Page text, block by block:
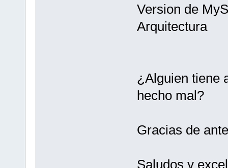
Version de
¿Alguien tiene
hecho mal?
Gracias de
Saludos y